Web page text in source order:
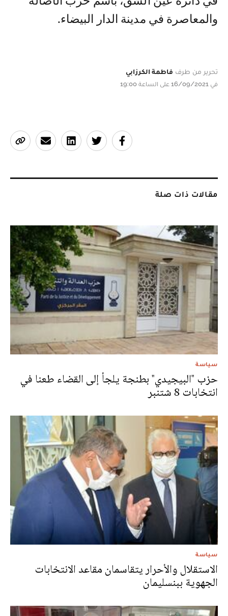
والمعاصرة في مدينة الدار البيضاء.
تحرير من طرف فاطمة الكرزابي
في 16/09/2021 على الساعة 19:00
مقالات ذات صلة
سياسة
حزب "البيجيدي" بطنجة يلجأ إلى القضاء طعنا في
انتخابات 8 شتنبر
سياسة
الاستقلال والأحرار يتقاسمان مقاعد الانتخابات
الجهوية ببنسليمان